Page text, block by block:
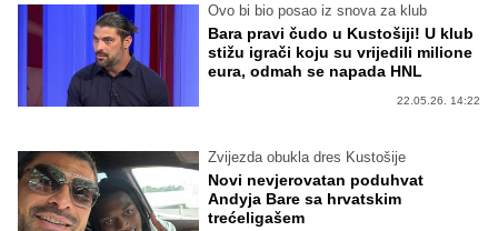
Ovo bi bio posao iz snova za klub
Bara pravi čudo u Kustošiji! U klub
stižu igrači koju su vrijedili milione
eura, odmah se napada HNL
22.05.26. 14:22
Zvijezda obukla dres Kustošije
Novi nevjerovatan poduhvat
Andyja Bare sa hrvatskim
trećeligašem